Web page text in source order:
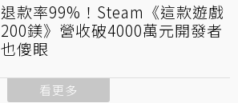
退款率99%！Steam《這款遊戲
200鎂》營收破4000萬元開發者
也傻眼
看更多